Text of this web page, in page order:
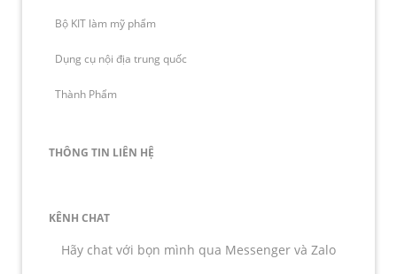
Bộ KIT làm mỹ phẩm
Dụng cụ nội địa trung quốc
Thành Phẩm
THÔNG TIN LIÊN HỆ
KÊNH CHAT
Hãy chat với bọn mình qua Messenger và Zalo